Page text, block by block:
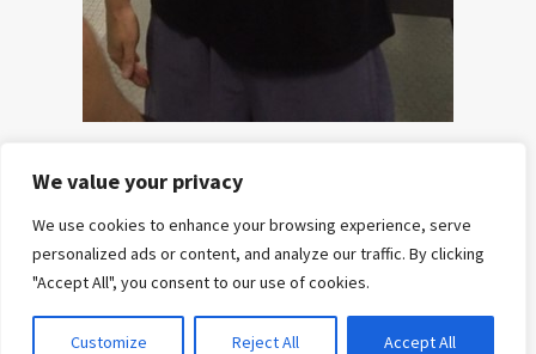
We value your privacy
We use cookies to enhance your browsing experience, serve
personalized ads or content, and analyze our traffic. By clicking
"Accept All", you consent to our use of cookies.
Customize Reject All Accept All
HOME POSTS CURSOS
E
MENTORIAS
E-
BOOKS
REFERÊNCIAS
SOBRE
NÓS
CONTATO
Copyright© All rights reserved to fisiologiadoexercicio.com
Theme: Sports Blog by
Unitedtheme.